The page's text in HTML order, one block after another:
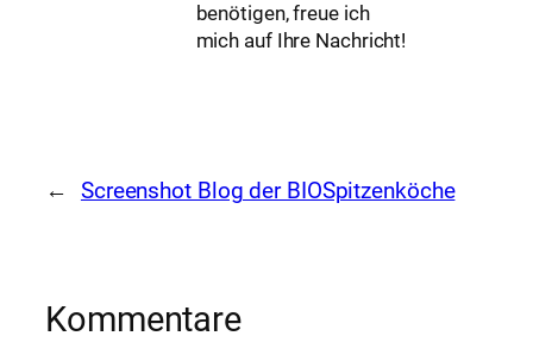
benötigen, freue ich
mich auf Ihre Nachricht!
← Screenshot Blog der BIOSpitzenköche
Kommentare